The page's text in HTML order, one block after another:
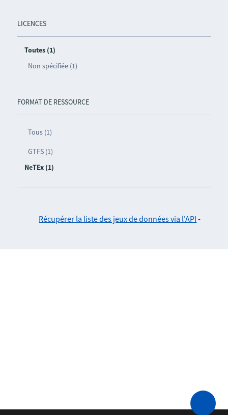
LICENCES
Toutes (1)
Non spécifiée (1)
FORMAT DE RESSOURCE
Tous (1)
GTFS (1)
NeTEx (1)
Récupérer la liste des jeux de données via l'API -